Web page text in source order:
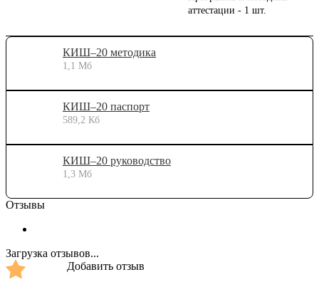
аттестации - 1 шт.
КИШ–20 методика
1,1 Мб
КИШ–20 паспорт
589,2 Кб
КИШ–20 руководство
1,3 Мб
Отзывы
Загрузка отзывов...
Добавить отзыв